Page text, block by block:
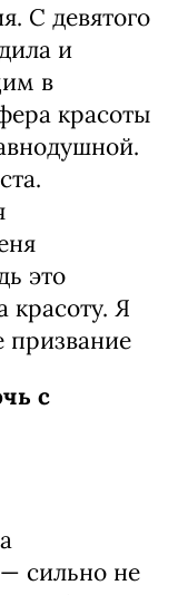
С девятого
и
в
красоты
это
красоту. Я
призвание
с
сильно не